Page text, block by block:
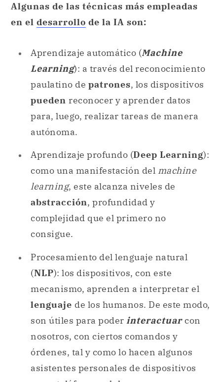
Algunas de las técnicas más empleadas
en el desarrollo de la IA son:
Aprendizaje automático (Machine
Learning): a través del reconocimiento
paulatino de patrones, los dispositivos
pueden reconocer y aprender datos
para, luego, realizar tareas de manera
autónoma.
Aprendizaje profundo (Deep Learning):
como una manifestación del machine
learning, este alcanza niveles de
abstracción, profundidad y
complejidad que el primero no
consigue.
Procesamiento del lenguaje natural
(NLP): los dispositivos, con este
mecanismo, aprenden a interpretar el
lenguaje de los humanos. De este modo,
son útiles para poder interactuar con
nosotros, con ciertos comandos y
órdenes, tal y como lo hacen algunos
asistentes personales de dispositivos